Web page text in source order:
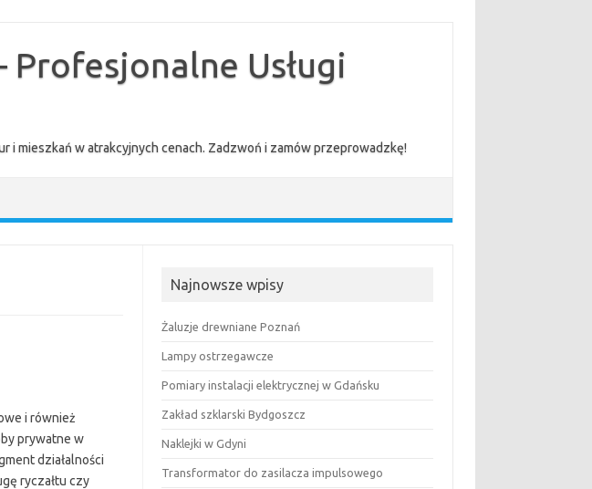
Usługi
mieszkań w atrakcyjnych cenach. Zadzwoń i zamów przeprowadzkę!
i również
prywatne w
działalności
ryczałtu czy
Najnowsze wpisy
Żaluzje drewniane Poznań
Lampy ostrzegawcze
Pomiary instalacji elektrycznej w Gdańsku
Zakład szklarski Bydgoszcz
Naklejki w Gdyni
Transformator do zasilacza impulsowego